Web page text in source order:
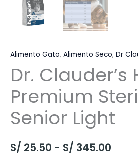
Alimento Gato,Alimento Seco,Dr
Dr. Clauder’s
Premium
Senior Light
S/ 25.50 - S/ 345.00